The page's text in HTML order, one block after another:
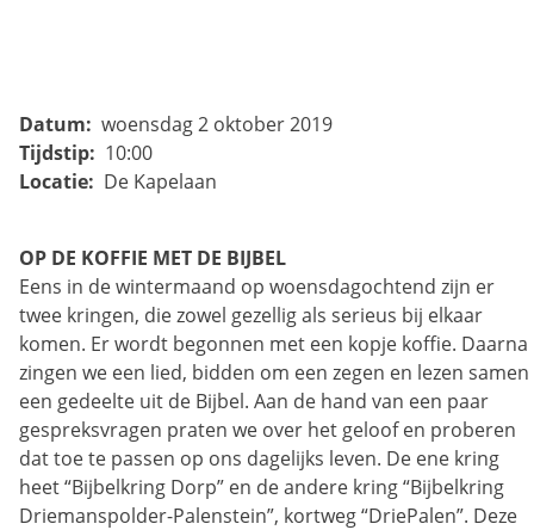
Datum: woensdag 2 oktober 2019
Tijdstip: 10:00
Locatie: De Kapelaan
OP DE KOFFIE MET DE BIJBEL
Eens in de wintermaand op woensdagochtend zijn er
twee kringen, die zowel gezellig als serieus bij elkaar
komen. Er wordt begonnen met een kopje koffie. Daarna
zingen we een lied, bidden om een zegen en lezen samen
een gedeelte uit de Bijbel. Aan de hand van een paar
gespreksvragen praten we over het geloof en proberen
dat toe te passen op ons dagelijks leven. De ene kring
heet “Bijbelkring Dorp” en de andere kring “Bijbelkring
Driemanspolder-Palenstein”, kortweg “DriePalen”. Deze